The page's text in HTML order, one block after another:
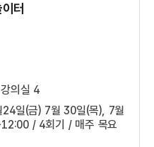
터
의실 4
일(금) 7월 30일(목), 7월
/ 4회기 / 매주 목요